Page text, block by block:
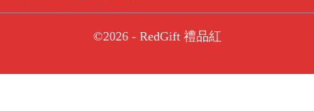
©2026 - RedGift 禮品紅